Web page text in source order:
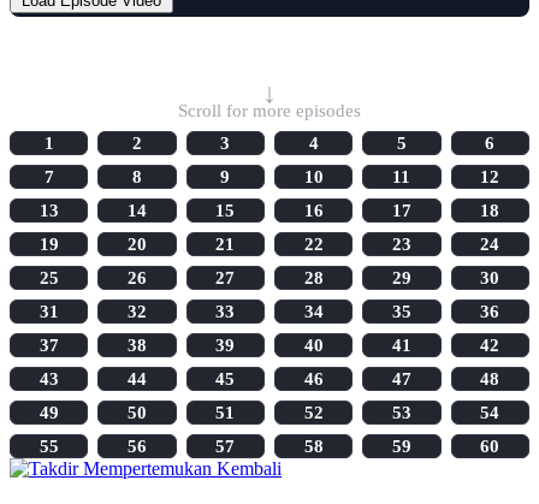
↓
Scroll for more episodes
1
2 3 4 5
6
7
8 9 10 11
12
13
14 15 16 17
18
19
20 21 22 23
24
25
26 27 28 29
30
31
32 33 34 35
36
37
38 39 40 41
42
43
44 45 46 47
48
49
50 51 52 53
54
55
56 57 58 59 60